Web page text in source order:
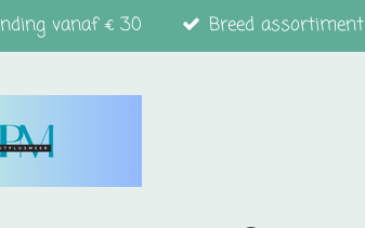
vanaf € 30 Breed assortiment